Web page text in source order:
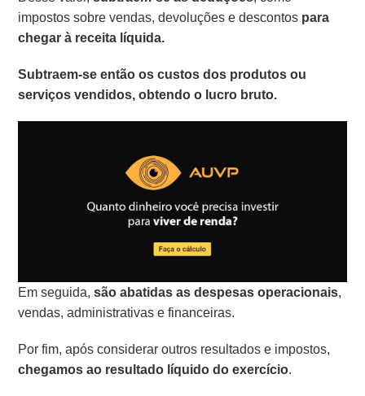
impostos sobre vendas, devoluções e descontos para
chegar à receita líquida.
Subtraem-se então os custos dos produtos ou
serviços vendidos, obtendo o lucro bruto.
Em seguida,são abatidas as despesas operacionais,
vendas, administrativas e financeiras.
Por fim, após considerar outros resultados e impostos,
chegamos ao resultado líquido do exercício.